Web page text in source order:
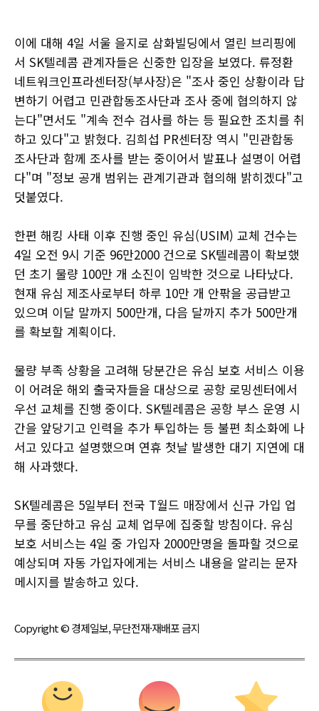
이에 대해 4일 서울 을지로 삼화빌딩에서 열린 브리핑에
서 SK텔레콤 관계자들은 신중한 입장을 보였다. 류정환
네트워크인프라센터장(부사장)은 "조사 중인 상황이라 답
변하기 어렵고 민관합동조사단과 조사 중에 협의하지 않
는다"면서도 "계속 전수 검사를 하는 등 필요한 조치를 취
하고 있다"고 밝혔다. 김희섭 PR센터장 역시 "민관합동
조사단과 함께 조사를 받는 중이어서 발표나 설명이 어렵
다"며 "정보 공개 범위는 관계기관과 협의해 밝히겠다"고
덧붙였다.
한편 해킹 사태 이후 진행 중인 유심(USIM) 교체 건수는
4일 오전 9시 기준 96만2000 건으로 SK텔레콤이 확보했
던 초기 물량 100만 개 소진이 임박한 것으로 나타났다.
현재 유심 제조사로부터 하루 10만 개 안팎을 공급받고
있으며 이달 말까지 500만개, 다음 달까지 추가 500만개
를 확보할 계획이다.
물량 부족 상황을 고려해 당분간은 유심 보호 서비스 이용
이 어려운 해외 출국자들을 대상으로 공항 로밍센터에서
우선 교체를 진행 중이다. SK텔레콤은 공항 부스 운영 시
간을 앞당기고 인력을 추가 투입하는 등 불편 최소화에 나
서고 있다고 설명했으며 연휴 첫날 발생한 대기 지연에 대
해 사과했다.
SK텔레콤은 5일부터 전국 T월드 매장에서 신규 가입 업
무를 중단하고 유심 교체 업무에 집중할 방침이다. 유심
보호 서비스는 4일 중 가입자 2000만명을 돌파할 것으로
예상되며 자동 가입자에게는 서비스 내용을 알리는 문자
메시지를 발송하고 있다.
Copyright © 경제일보, 무단전재·재배포 금지